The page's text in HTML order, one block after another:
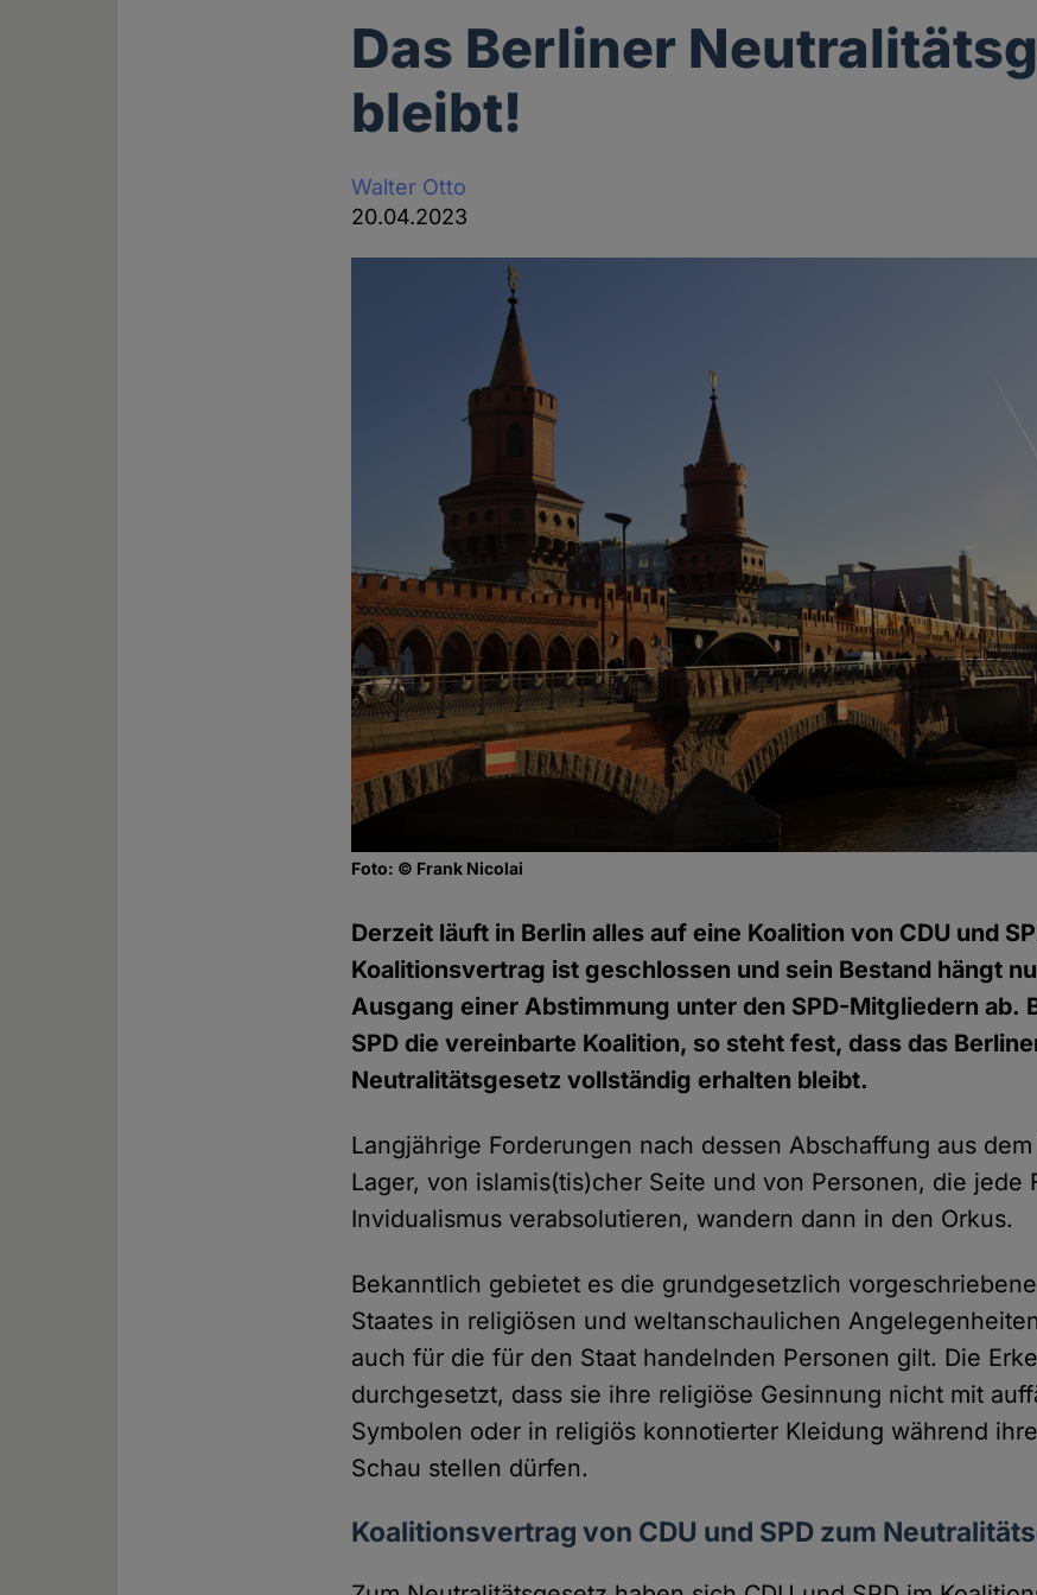
Das Berliner
bleibt!
Walter Otto
20.04.2023
Foto: © Frank Nicolai
Derzeit läuft in Berlin alles auf eine Koalition von CDU und
Koalitionsvertrag ist geschlossen und sein Bestand hängt
Ausgang einer Abstimmung unter den SPD-Mitgliedern ab.
SPD die vereinbarte Koalition, so steht fest, dass das
Neutralitätsgesetz vollständig erhalten bleibt.
Langjährige Forderungen nach dessen Abschaffung aus
Lager, von islamis(tis)cher Seite und von Personen, die jede
Invidualismus verabsolutieren, wandern dann in den Orkus.
Bekanntlich gebietet es die grundgesetzlich
Staates in religiösen und weltanschaulichen
auch für die für den Staat handelnden Personen gilt. Die
durchgesetzt, dass sie ihre religiöse Gesinnung nicht mit
Symbolen oder in religiös konnotierter Kleidung während
Schau stellen dürfen.
Koalitionsvertrag von CDU und SPD zum